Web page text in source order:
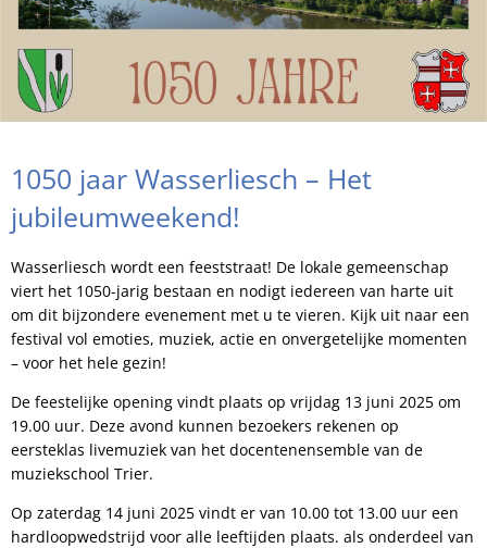
1050 jaar Wasserliesch – Het
jubileumweekend!
Wasserliesch wordt een feeststraat! De lokale gemeenschap
viert het 1050-jarig bestaan en nodigt iedereen van harte uit
om dit bijzondere evenement met u te vieren. Kijk uit naar een
festival vol emoties, muziek, actie en onvergetelijke momenten
– voor het hele gezin!
De feestelijke opening vindt plaats op vrijdag 13 juni 2025 om
19.00 uur. Deze avond kunnen bezoekers rekenen op
eersteklas livemuziek van het docentenensemble van de
muziekschool Trier.
Op zaterdag 14 juni 2025 vindt er van 10.00 tot 13.00 uur een
hardloopwedstrijd voor alle leeftijden plaats. als onderdeel van